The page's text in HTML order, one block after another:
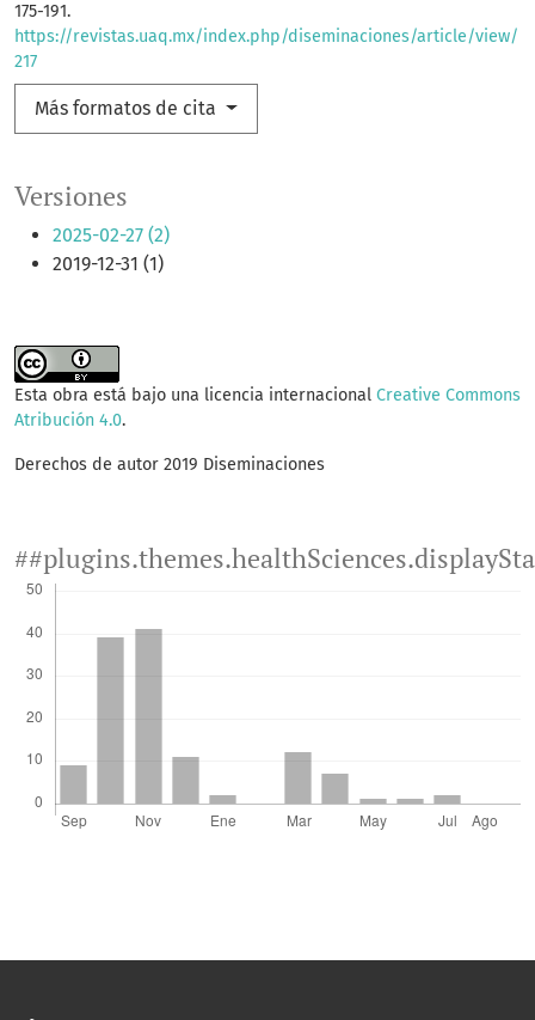
Versiones
2025-02-27 (2)
2019-12-31 (1)
175-191.
https://revistas.uaq.mx/index.php/diseminaciones/article/view/
217
Más formatos de cita
Esta obra está bajo una licencia internacional Creative Commons
Atribución 4.0.
Derechos de autor 2019 Diseminaciones